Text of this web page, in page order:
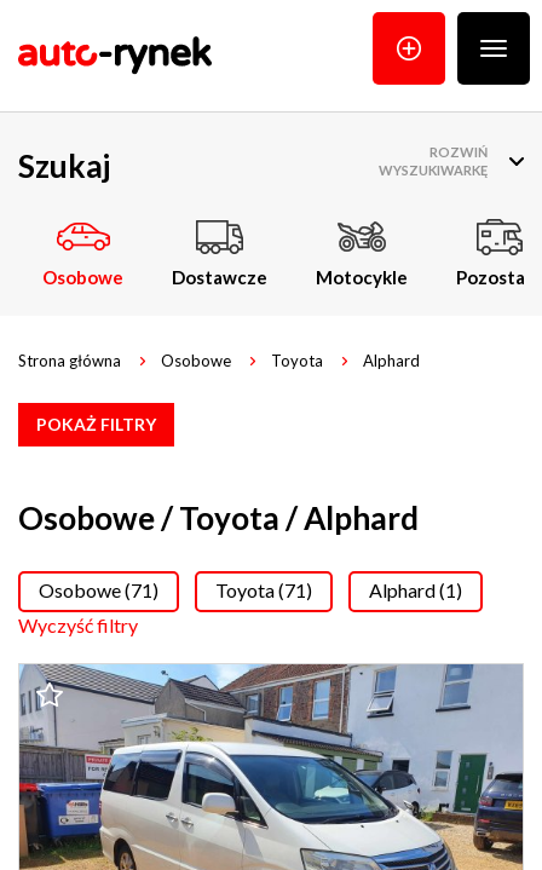
menu
Szukaj
Osobowe Dostawcze Motocykle Pozostałe
ROZWIŃ
WYSZUKIWARKĘ
Strona główna Osobowe Toyota Alphard
POKAŻ FILTRY
Osobowe / Toyota / Alphard
Osobowe (71) Toyota (71)
Alphard (1)
Wyczyść filtry